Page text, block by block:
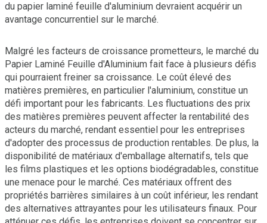
du papier laminé feuille d'aluminium devraient acquérir un
avantage concurrentiel sur le marché.
Malgré les facteurs de croissance prometteurs, le marché du
Papier Laminé Feuille d'Aluminium fait face à plusieurs défis
qui pourraient freiner sa croissance. Le coût élevé des
matières premières, en particulier l'aluminium, constitue un
défi important pour les fabricants. Les fluctuations des prix
des matières premières peuvent affecter la rentabilité des
acteurs du marché, rendant essentiel pour les entreprises
d'adopter des processus de production rentables. De plus, la
disponibilité de matériaux d'emballage alternatifs, tels que
les films plastiques et les options biodégradables, constitue
une menace pour le marché. Ces matériaux offrent des
propriétés barrières similaires à un coût inférieur, les rendant
des alternatives attrayantes pour les utilisateurs finaux. Pour